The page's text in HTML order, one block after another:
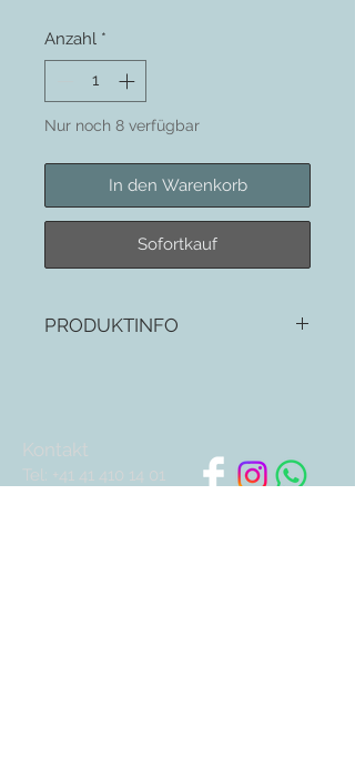
Anzahl *
Nur noch 8 verfügbar
In den Warenkorb
Sofortkauf
PRODUKTINFO
Kontakt
Tel: +41 41 410 14 01